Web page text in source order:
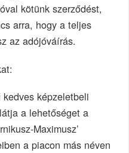
kötünk szerződést,
arra, hogy a teljes
az adójóváírás.
képzeletbeli
a lehetőséget a
Maximusz’
a piacon más néven